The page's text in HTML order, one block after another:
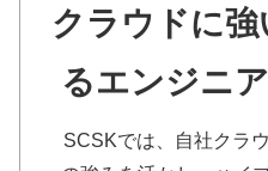
クラウドに強
るエンジニ
SCSKでは、自社クラ